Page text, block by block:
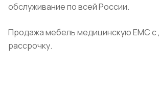
обслуживание по всей России.
Продажа мебель медицинскую ЕМС с
рассрочку.